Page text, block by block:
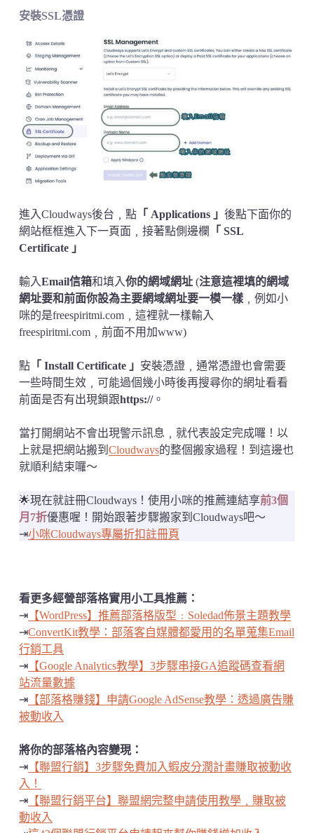
安裝SSL憑證
進入Cloudways後台﹐點「 Applications 」 後點下面你的
網站框框進入下一頁面﹐接著點側邊欄
「 SSL
Certificate 」
輸入Email信箱和填入你的網域網址(注意這裡填的網域
網址要和前面你設為主要網域網址要一模一樣﹐例如小
咪的是freespiritmi.com﹐這裡就一樣輸入
freespiritmi.com﹐前面不用加www)
點「 Install Certificate 」 安裝憑證﹐通常憑證也會需要
一些時間生效﹐可能過個幾小時後再搜尋你的網址看看
前面是否有出現鎖跟https://。
當打開網站不會出現警示訊息﹐就代表設定完成囉！以
上就是把網站搬到 Cloudways的整個搬家過程！到這邊也
就順利結束囉～
🌟現在就註冊Cloudways！使用小咪的推薦連結享前3個
月7折優惠喔！開始跟著步驟搬家到Cloudways吧～
⇥小咪Cloudways專屬折扣註冊頁
看更多經營部落格實用小工具推薦：
⇥【WordPress】推薦部落格版型﹕Soledad佈景主題教學
⇥ConvertKit教學：部落客自媒體都愛用的名單蒐集Email
行銷工具
⇥【Google Analytics教學】3步驟串接GA追蹤碼查看網
站流量數據
⇥【部落格賺錢】申請Google AdSense教學：透過廣告賺
被動收入
將你的部落格內容變現：
⇥【聯盟行銷】3步驟免費加入蝦皮分潤計畫賺取被動收
入！
⇥【聯盟行銷平台】聯盟網完整申請使用教學﹐賺取被
動收入